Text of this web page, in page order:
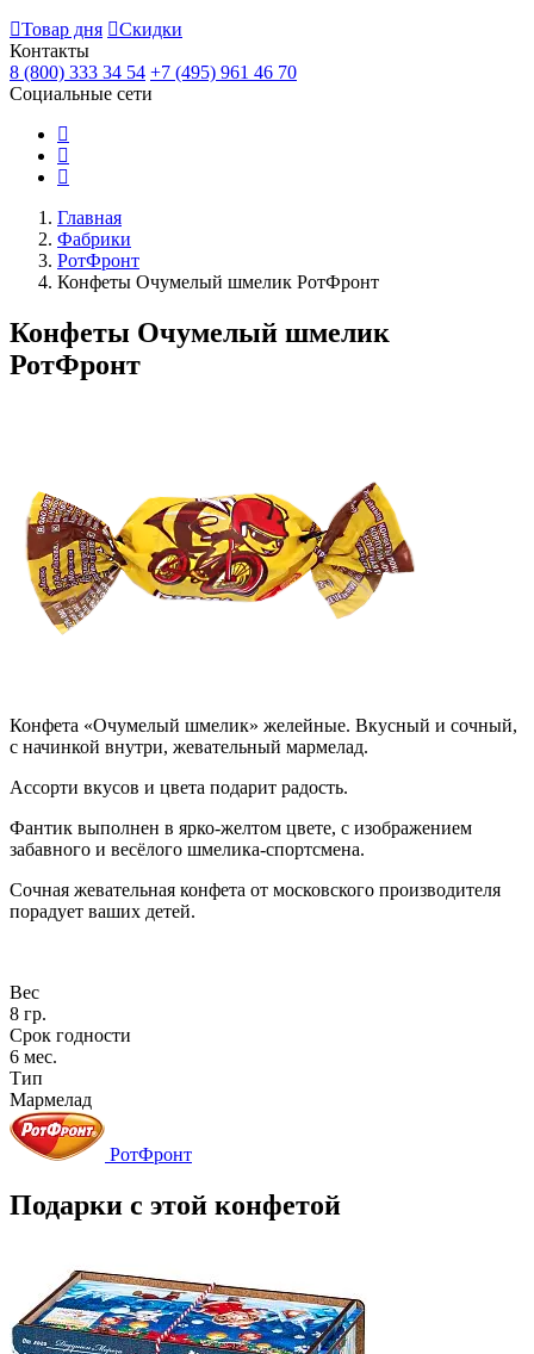
Товар дня
Скидки
Контакты
8 (800) 333 34 54 +7 (495) 961 46 70
Социальные сети
Главная
Фабрики
РотФронт
Конфеты Очумелый шмелик РотФронт
Конфеты Очумелый шмелик
РотФронт
Конфета «Очумелый шмелик» желейные. Вкусный и сочный,
с начинкой внутри, жевательный мармелад.
Ассорти вкусов и цвета подарит радость.
Фантик выполнен в ярко-желтом цвете, с изображением
забавного и весёлого шмелика-спортсмена.
Сочная жевательная конфета от московского производителя
порадует ваших детей.
Вес
8 гр.
Срок годности
6 мес.
Тип
Мармелад
РотФронт
Подарки с этой конфетой